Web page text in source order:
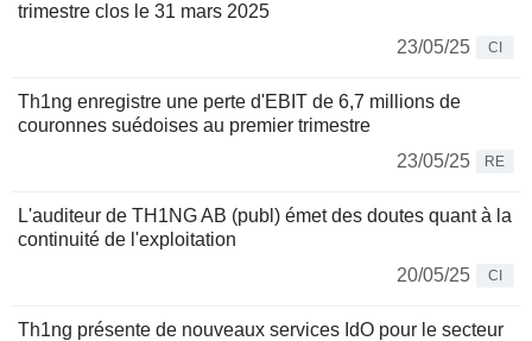
trimestre clos le 31 mars 2025
23/05/25
CI
Th1ng enregistre une perte d'EBIT de 6,7 millions de
couronnes suédoises au premier trimestre
23/05/25
RE
L'auditeur de TH1NG AB (publ) émet des doutes quant à la
continuité de l'exploitation
20/05/25
CI
Th1ng présente de nouveaux services IdO pour le secteur